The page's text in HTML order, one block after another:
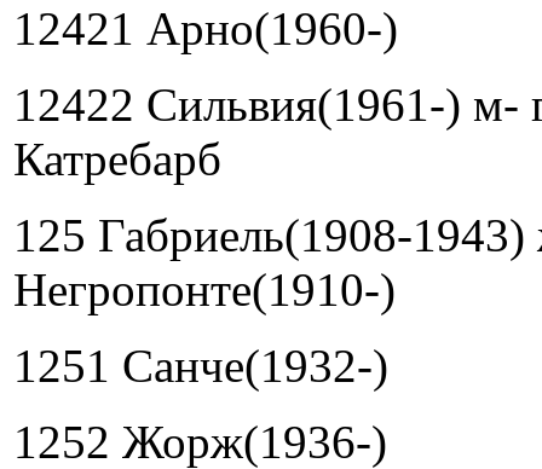
12421 Арно(1960-)
12422 Сильвия(1961-) м-
Катребарб
125 Габриель(1908-
Негропонте(1910-)
1251 Санче(1932-)
1252 Жорж(1936-)